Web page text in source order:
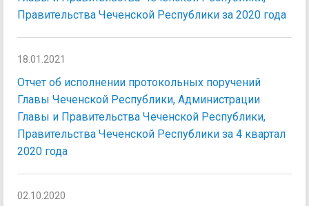
Правительства Чеченской Республики за 2020 года
18.01.2021
Отчет об исполнении протокольных поручений
Главы Чеченской Республики, Администрации
Главы и Правительства Чеченской Республики,
Правительства Чеченской Республики за 4 квартал
2020 года
02.10.2020